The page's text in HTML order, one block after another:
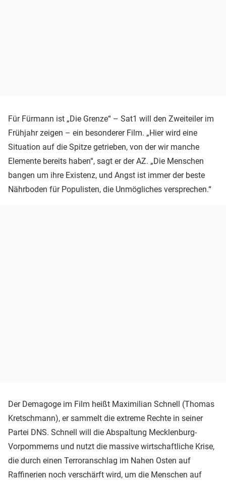
Für Fürmann ist „Die Grenze“ – Sat1 will den Zweiteiler im
Frühjahr zeigen – ein besonderer Film. „Hier wird eine
Situation auf die Spitze getrieben, von der wir manche
Elemente bereits haben“, sagt er der AZ. „Die Menschen
bangen um ihre Existenz, und Angst ist immer der beste
Nährboden für Populisten, die Unmögliches versprechen.“
Der Demagoge im Film heißt Maximilian Schnell (Thomas
Kretschmann), er sammelt die extreme Rechte in seiner
Partei DNS. Schnell will die Abspaltung Mecklenburg-
Vorpommerns und nutzt die massive wirtschaftliche Krise,
die durch einen Terroranschlag im Nahen Osten auf
Raffinerien noch verschärft wird, um die Menschen auf